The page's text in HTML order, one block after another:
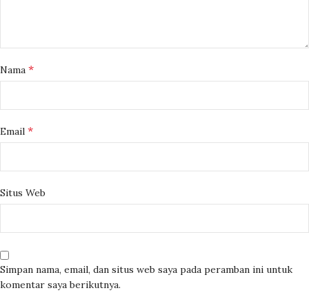
Nama *
Email *
Situs Web
Simpan nama, email, dan situs web saya pada peramban ini untuk
komentar saya berikutnya.